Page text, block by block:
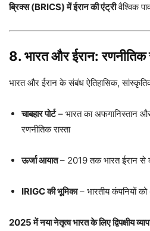
ब्रिक्स (BRICS) में ईरान की एंट्रीवैश्विक
8. भारत और ईरान:
भारत और ईरान के संबंध ऐतिहासिक,
चाबहार पोर्ट– भारत का अफगानिस्तान
रणनीतिक रास्ता
ऊर्जा आयात– 2019 तक भारत ईरान से
IRIGC की भूमिका– भारतीय कंपनियों
2025 में नया नेतृत्व भारत के लिए द्विपक्षीय